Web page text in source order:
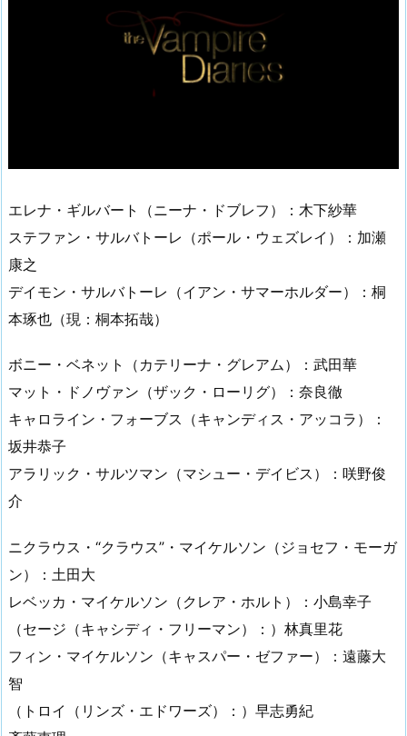
エレナ・ギルバート（ニーナ・ドブレフ）：木下紗華
ステファン・サルバトーレ（ポール・ウェズレイ）：加瀬
康之
デイモン・サルバトーレ（イアン・サマーホルダー）：桐
本琢也（現：桐本拓哉）
ボニー・ベネット（カテリーナ・グレアム）：武田華
マット・ドノヴァン（ザック・ローリグ）：奈良徹
キャロライン・フォーブス（キャンディス・アッコラ）：
坂井恭子
アラリック・サルツマン（マシュー・デイビス）：咲野俊
介
ニクラウス・“クラウス”・マイケルソン（ジョセフ・モーガ
ン）：土田大
レベッカ・マイケルソン（クレア・ホルト）：小島幸子
（セージ（キャシディ・フリーマン）：）林真里花
フィン・マイケルソン（キャスパー・ゼファー）：遠藤大
智
（トロイ（リンズ・エドワーズ）：）早志勇紀